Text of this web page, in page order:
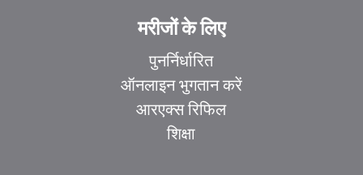
मरीजों के लिए
पुनर्निर्धारित
ऑनलाइन भुगतान करें
आरएक्स रिफिल
शिक्षा